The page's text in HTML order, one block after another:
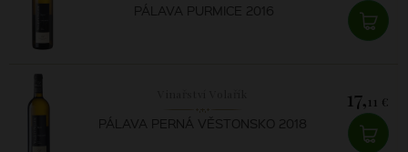
PÁLAVA PURMICE 2016
PÁLAVA PERNÁ VĚSTONSKO 2018
17, 11 €